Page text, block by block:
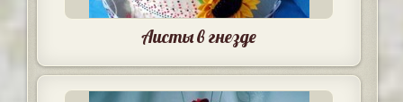
Аисты в гнезде